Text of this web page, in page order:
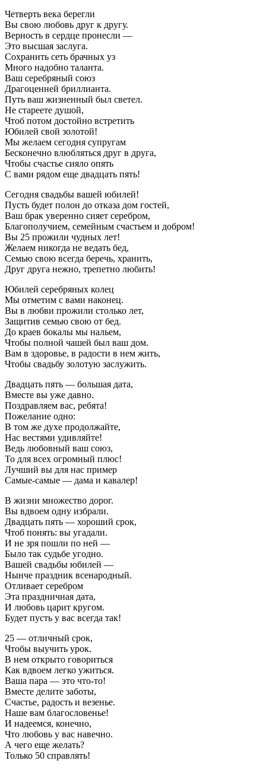
Четверть века берегли
Вы свою любовь друг к другу.
Верность в сердце пронесли —
Это высшая заслуга.
Сохранить сеть брачных уз
Много надобно таланта.
Ваш серебряный союз
Драгоценней бриллианта.
Путь ваш жизненный был светел.
Не стареете душой,
Чтоб потом достойно встретить
Юбилей свой золотой!
Мы желаем сегодня супругам
Бесконечно влюбляться друг в друга,
Чтобы счастье сияло опять
С вами рядом еще двадцать пять!
Сегодня свадьбы вашей юбилей!
Пусть будет полон до отказа дом гостей,
Ваш брак уверенно сияет серебром,
Благополучием, семейным счастьем и добром!
Вы 25 прожили чудных лет!
Желаем никогда не ведать бед,
Семью свою всегда беречь, хранить,
Друг друга нежно, трепетно любить!
Юбилей серебряных колец
Мы отметим с вами наконец.
Вы в любви прожили столько лет,
Защитив семью свою от бед.
До краев бокалы мы нальем,
Чтобы полной чашей был ваш дом.
Вам в здоровье, в радости в нем жить,
Чтобы свадьбу золотую заслужить.
Двадцать пять — большая дата,
Вместе вы уже давно.
Поздравляем вас, ребята!
Пожелание одно:
В том же духе продолжайте,
Нас вестями удивляйте!
Ведь любовный ваш союз,
То для всех огромный плюс!
Лучший вы для нас пример
Самые-самые — дама и кавалер!
В жизни множество дорог.
Вы вдвоем одну избрали.
Двадцать пять — хороший срок,
Чтоб понять: вы угадали.
И не зря пошли по ней —
Было так судьбе угодно.
Вашей свадьбы юбилей —
Нынче праздник всенародный.
Отливает серебром
Эта праздничная дата,
И любовь царит кругом.
Будет пусть у вас всегда так!
25 — отличный срок,
Чтобы выучить урок.
В нем открыто говориться
Как вдвоем легко ужиться.
Ваша пара — это что-то!
Вместе делите заботы,
Счастье, радость и везенье.
Наше вам благословенье!
И надеемся, конечно,
Что любовь у вас навечно.
А чего еще желать?
Только 50 справлять!